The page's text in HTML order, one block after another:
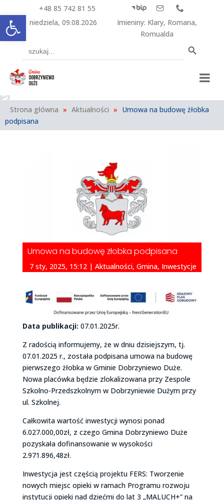
Otwórz pasek narzędzi
+48 85 742 81 55   
niedziela, 09.08.2026 Imieniny: Klary, Romana,
Romualda
for:
Strona główna » Aktualności » Umowa na budowę żłobka
podpisana
Umowa na budowę żłobka podpisana
7 sty, 2025, 15:12 |Aktualności,Gmina, Inwestycje
Data publikacji: 07.01.2025r.
Z radością informujemy, że w dniu dzisiejszym, tj.
07.01.2025 r., została podpisana umowa na budowę
pierwszego żłobka w Gminie Dobrzyniewo Duże.
Nowa placówka będzie zlokalizowana przy Zespole
Szkolno-Przedszkolnym w Dobrzyniewie Dużym przy
ul. Szkolnej.
Całkowita wartość inwestycji wynosi ponad
6.027.000,00zł, z czego Gmina Dobrzyniewo Duże
pozyskała dofinansowanie w wysokości
2.971.896,48zł.
Inwestycja jest częścią projektu FERS: Tworzenie
nowych miejsc opieki w ramach Programu rozwoju
instytucji opieki nad dziećmi do lat 3 „MALUCH+” na